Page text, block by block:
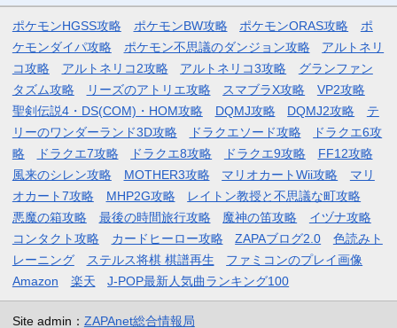
ポケモンHGSS攻略 ポケモンBW攻略 ポケモンORAS攻略
ポ
ケモンダイパ攻略
ポケモン不思議のダンジョン攻略
アルトネリ
コ攻略
アルトネリコ2攻略 アルトネリコ3攻略
グランファン
タズム攻略
リーズのアトリエ攻略 スマブラX攻略
VP2攻略
聖剣伝説4・DS(COM)・HOM攻略
DQMJ攻略 DQMJ2攻略
テ
リーのワンダーランド3D攻略
ドラクエソード攻略
ドラクエ6攻
略
ドラクエ7攻略 ドラクエ8攻略 ドラクエ9攻略
FF12攻略
風来のシレン攻略
MOTHER3攻略 マリオカートWii攻略
マリ
オカート7攻略
MHP2G攻略
レイトン教授と不思議な町攻略
悪魔の箱攻略
最後の時間旅行攻略 魔神の笛攻略
イヅナ攻略
コンタクト攻略
カードヒーロー攻略 ZAPAブログ2.0
色読みト
レーニング
ステルス将棋 棋譜再生
ファミコンのプレイ画像
Amazon
楽天 J-POP最新人気曲ランキング100
Site admin： ZAPAnet総合情報局